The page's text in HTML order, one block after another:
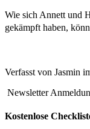
Wie sich Annett und
gekämpft haben,
Verfasst von Jasmin
Newsletter
Kostenlose